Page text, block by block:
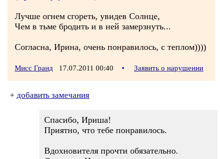
Лучше огнем сгореть, увидев Солнце,
Чем в тьме бродить и в ней замерзнуть...
Согласна, Ирина, очень понравилось, с теплом))))
Мисс Гранд 17.07.2011 00:40 • Заявить о нарушении
+ добавить замечания
Спасибо, Ириша!
Приятно, что тебе понравилось.
Вдохновителя прочти обязательно.